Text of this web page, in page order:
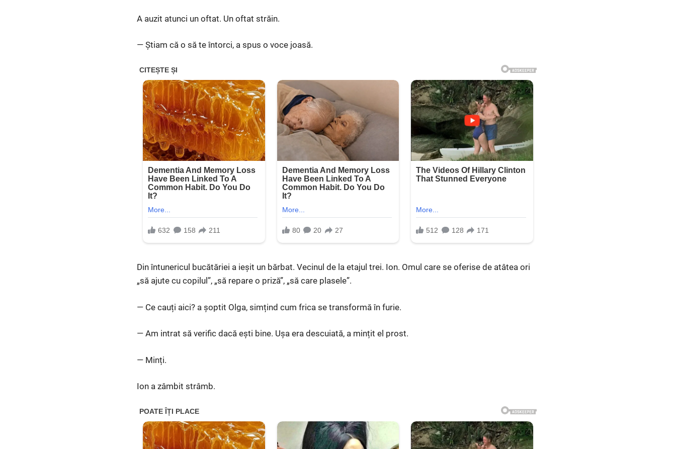
A auzit atunci un oftat. Un oftat străin.
— Știam că o să te întorci, a spus o voce joasă.
Din întunericul bucătăriei a ieșit un bărbat. Vecinul de la etajul trei. Ion. Omul care se oferise de atâtea ori
„să ajute cu copilul”, „să repare o priză”, „să care plasele”.
— Ce cauți aici? a șoptit Olga, simțind cum frica se transformă în furie.
— Am intrat să verific dacă ești bine. Ușa era descuiată, a mințit el prost.
— Minți.
Ion a zâmbit strâmb.